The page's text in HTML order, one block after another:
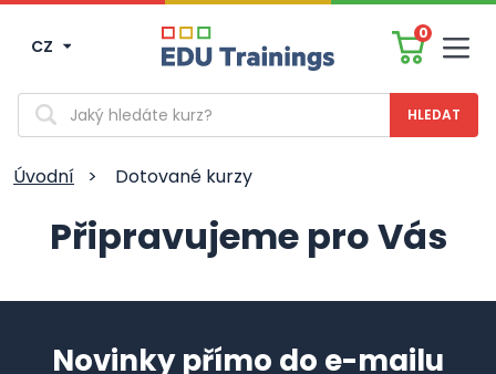
CZ
0
Vyhledávání
Úvodní > Dotované kurzy
Připravujeme pro Vás
Novinky přímo do e-mailu